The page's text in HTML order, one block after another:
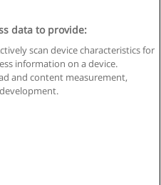
информации
Educaedu
S.L. - CIF : B-95610580: -
data to provide:
scan device characteristics for
information on a device.
and content measurement,